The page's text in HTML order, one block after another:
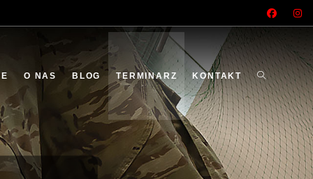
O NAS BLOG TERMINARZ KONTAKT